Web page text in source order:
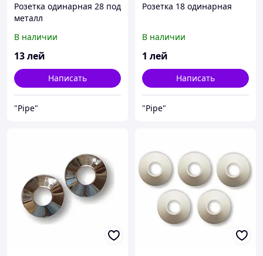
Розетка одинарная 28 под
металл
В наличии
13лей
Написать
"Pipe"
Розетка 18 одинарная
В наличии
1 лей
Написать
"Pipe"